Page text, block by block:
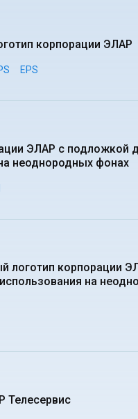
корпорации ЭЛАР
EPS
ЭЛАР с подложкой
неоднородных фонах
логотип корпорации
на
Телесервис